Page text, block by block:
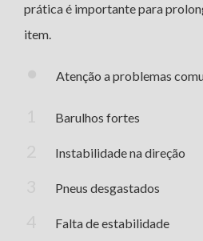
prática é importante para
item.
Atenção a problemas
Barulhos fortes
Instabilidade na direção
Pneus desgastados
Falta de estabilidade